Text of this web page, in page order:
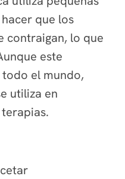
que los
contraigan, lo que
este
el mundo,
utiliza en